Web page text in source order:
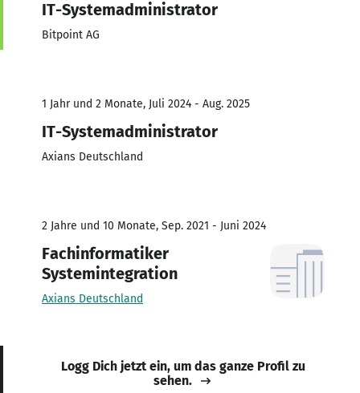
IT-Systemadministrator
Bitpoint AG
1 Jahr und 2 Monate, Juli 2024 - Aug. 2025
IT-Systemadministrator
Axians Deutschland
2 Jahre und 10 Monate, Sep. 2021 - Juni 2024
Fachinformatiker
Systemintegration
Axians Deutschland
Logg Dich jetzt ein, um das ganze Profil zu
sehen.